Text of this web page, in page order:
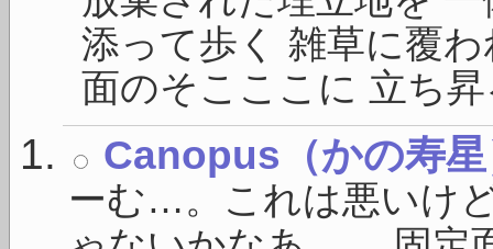
添って歩く 雑草に覆
面のそこここに 立ち
Canopus（かの寿
ーむ…。これは悪いけ